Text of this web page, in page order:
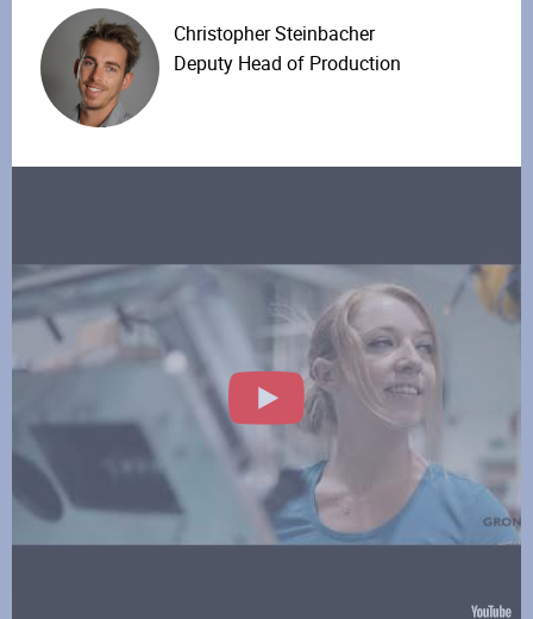
Christopher Steinbacher
Deputy Head of Production